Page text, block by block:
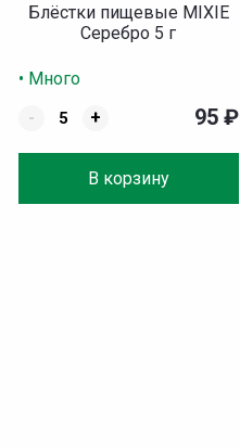
Блёстки пищевые MIXIE
Серебро 5 г
• Много
-
+
В корзину
95 ₽